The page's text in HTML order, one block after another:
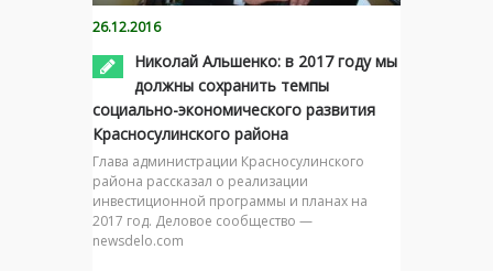
26.12.2016
Николай Альшенко: в 2017 году мы
должны сохранить темпы
социально-экономического развития
Красносулинского района
Глава администрации Красносулинского
района рассказал о реализации
инвестиционной программы и планах на
2017 год. Деловое сообщество —
newsdelo.com